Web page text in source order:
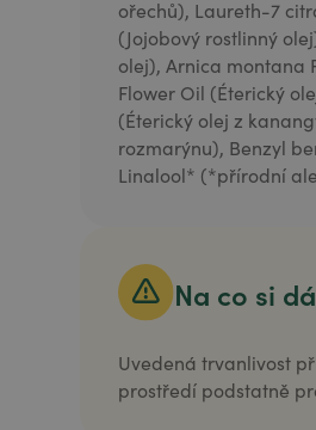
ořechů), Laureth-7
(Jojobový rostlinný
olej), Arnica montana
Flower Oil (Éterický
(Éterický olej z
rozmarýnu), Benzyl
Linalool* (*přírodní
Na co si
Uvedená trvanlivost
prostředí podstatně